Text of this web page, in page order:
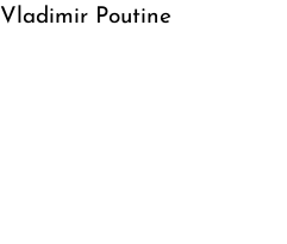
Vladimir Poutine